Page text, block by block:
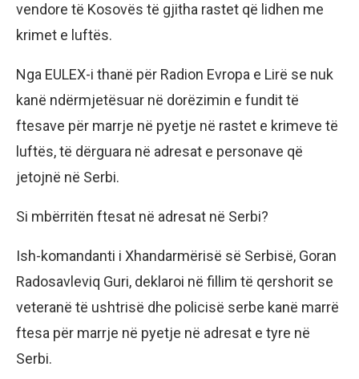
vendore të Kosovës të gjitha rastet që lidhen me
krimet e luftës.
Nga EULEX-i thanë për Radion Evropa e Lirë se nuk
kanë ndërmjetësuar në dorëzimin e fundit të
ftesave për marrje në pyetje në rastet e krimeve të
luftës, të dërguara në adresat e personave që
jetojnë në Serbi.
Si mbërritën ftesat në adresat në Serbi?
Ish-komandanti i Xhandarmërisë së Serbisë, Goran
Radosavleviq Guri, deklaroi në fillim të qershorit se
veteranë të ushtrisë dhe policisë serbe kanë marrë
ftesa për marrje në pyetje në adresat e tyre në
Serbi.